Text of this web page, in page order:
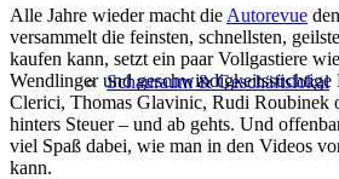
Schauraum & Geschäftslokal
Alle Jahre wieder macht die Autorevue
versammelt die feinsten, schnellsten,
kaufen kann, setzt ein paar Vollgastiere
Wendlinger und
Clerici, Thomas Glavinic, Rudi Roubinek
hinters Steuer – und ab gehts. Und
viel Spaß dabei, wie man in den Videos
kann.